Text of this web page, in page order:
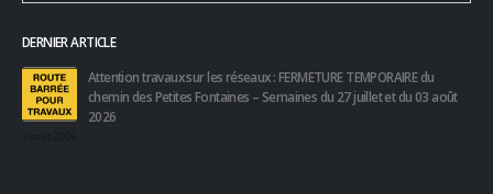
DERNIER ARTICLE
Attention travaux sur les réseaux : FERMETURE TEMPORAIRE du
chemin des Petites Fontaines – Semaines du 27 juillet et du 03 août
2026